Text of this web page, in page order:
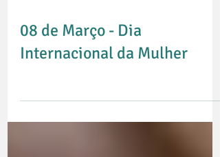
08 de Março - Dia
Internacional da Mulher